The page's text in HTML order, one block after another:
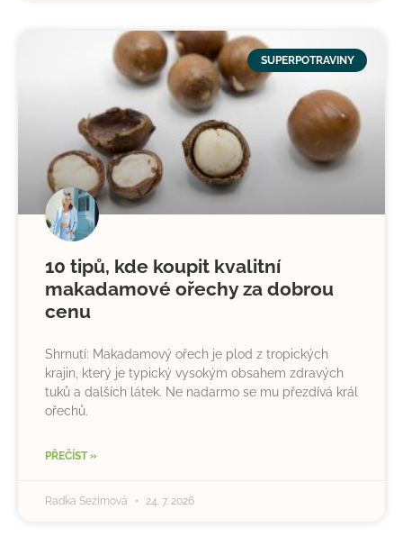
SUPERPOTRAVINY
10 tipů, kde koupit kvalitní
makadamové ořechy za dobrou
cenu
Shrnutí: Makadamový ořech je plod z tropických
krajin, který je typický vysokým obsahem zdravých
tuků a dalších látek. Ne nadarmo se mu přezdívá král
ořechů.
PŘEČÍST »
Radka Sezimová 24. 7. 2026